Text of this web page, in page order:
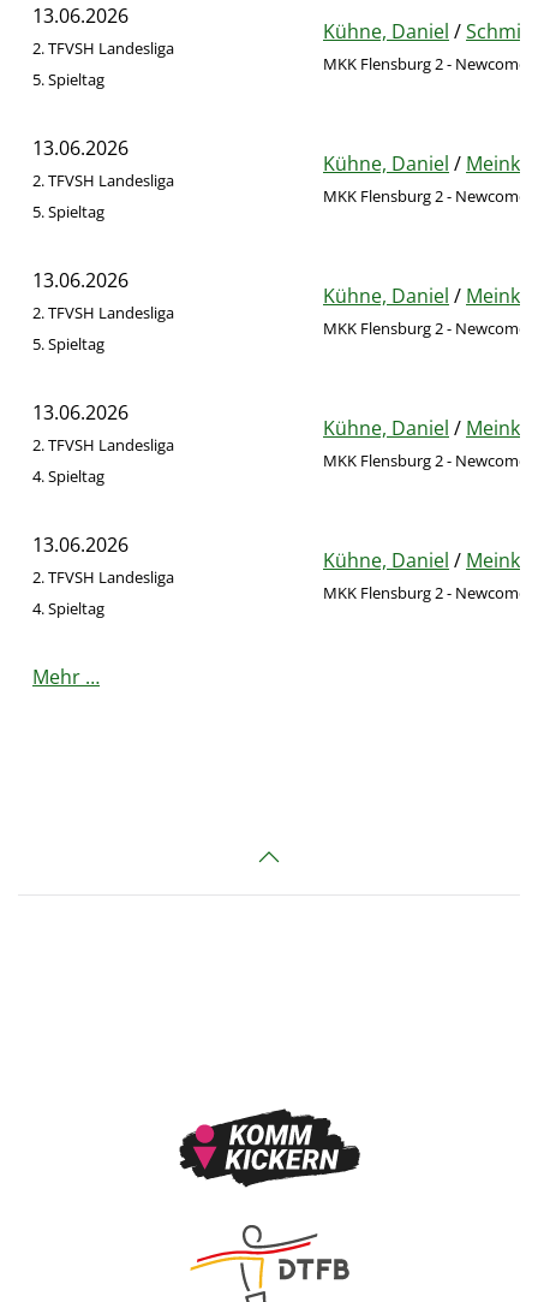
13.06.2026
2. TFVSH Landesliga
5. Spieltag
Kühne, Daniel /
MKK Flensburg 2 - Newcomer
13.06.2026
2. TFVSH Landesliga
5. Spieltag
Kühne, Daniel /
MKK Flensburg 2 - Newcomer
13.06.2026
2. TFVSH Landesliga
5. Spieltag
Kühne, Daniel /
MKK Flensburg 2 - Newcomer
13.06.2026
2. TFVSH Landesliga
4. Spieltag
Kühne, Daniel /
MKK Flensburg 2 - Newcomer
13.06.2026
2. TFVSH Landesliga
4. Spieltag
Kühne, Daniel /
MKK Flensburg 2 - Newcomer
Mehr …